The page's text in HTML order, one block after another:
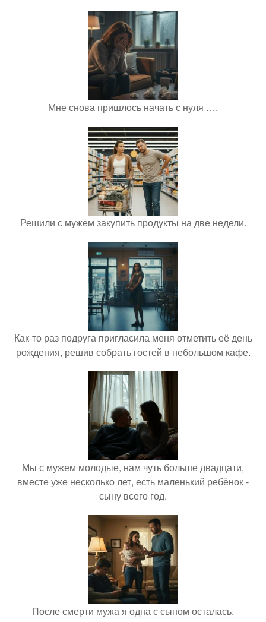
Мне снова пришлось начать с нуля ….
Решили с мужем закупить продукты на две недели.
Как-то раз подруга пригласила меня отметить её день
рождения, решив собрать гостей в небольшом кафе.
Мы с мужем молодые, нам чуть больше двадцати,
вместе уже несколько лет, есть маленький ребёнок -
сыну всего год.
После смерти мужа я одна с сыном осталась.